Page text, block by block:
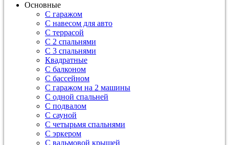
Основные
С гаражом
С навесом для авто
С террасой
С 2 спальнями
С 3 спальнями
Квадратные
С балконом
С бассейном
С гаражом на 2 машины
С одной спальней
С подвалом
С сауной
С четырьмя спальнями
С эркером
С вальмовой крышей